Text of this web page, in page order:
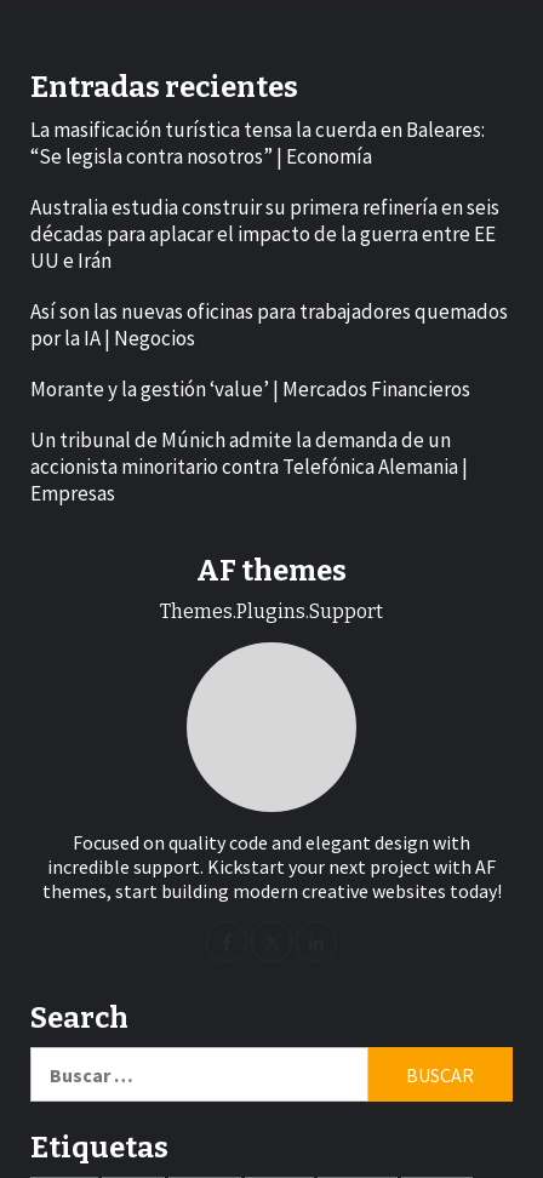
Entradas recientes
La masificación turística tensa la cuerda en Baleares:
“Se legisla contra nosotros” | Economía
Australia estudia construir su primera refinería en seis
décadas para aplacar el impacto de la guerra entre EE
UU e Irán
Así son las nuevas oficinas para trabajadores quemados
por la IA | Negocios
Morante y la gestión ‘value’ | Mercados Financieros
Un tribunal de Múnich admite la demanda de un
accionista minoritario contra Telefónica Alemania |
Empresas
AF themes
Themes.Plugins.Support
Focused on quality code and elegant design with
incredible support. Kickstart your next project with AF
themes, start building modern creative websites today!
Search
Etiquetas